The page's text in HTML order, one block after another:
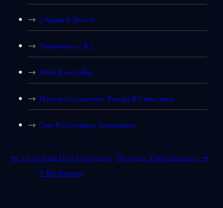
5 Аркан В Хвосте
Управитель 2 В 7
Hind Kino Sallar
Плутон Соединение Венера В Синастрии
Сны В Эзотерике Толкование
← 10 Аркан Под Сердцем
У Мужчины
Видимо Таро Расклад →